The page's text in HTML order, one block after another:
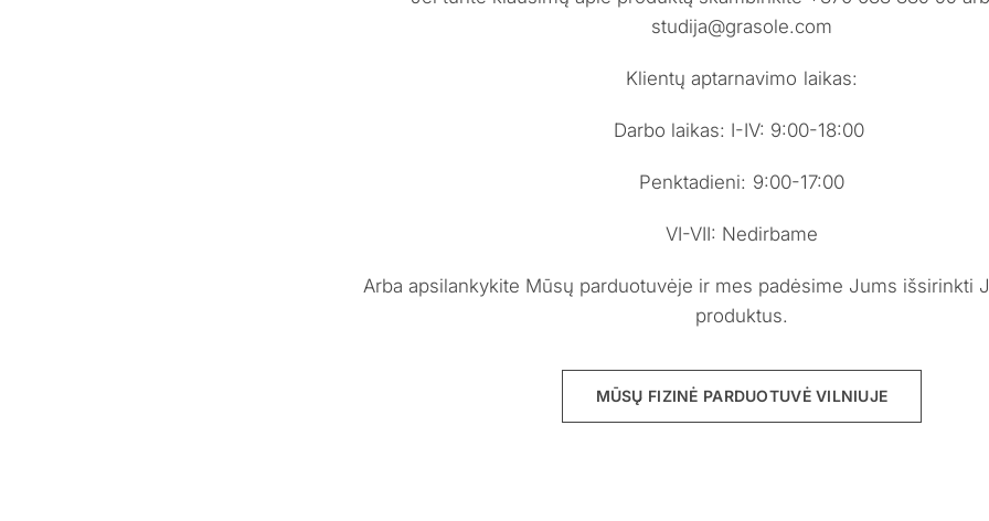
studija@grasole.com
Klientų aptarnavimo laikas:
Darbo laikas: I-IV: 9:00-18:00
Penktadieni: 9:00-17:00
VI-VII: Nedirbame
Arba apsilankykite Mūsų parduotuvėje ir mes padėsime Jums išsirinkti
produktus.
MŪSŲ FIZINĖ PARDUOTUVĖ VILNIUJE